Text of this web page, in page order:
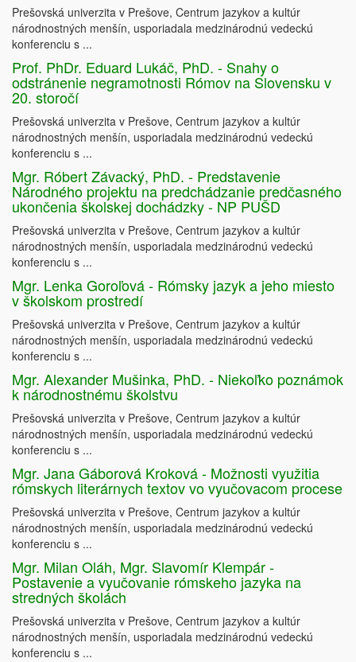
Prešovská univerzita v Prešove, Centrum jazykov a kultúr
národnostných menšín, usporiadala medzinárodnú vedeckú
konferenciu s ...
Prof. PhDr. Eduard Lukáč, PhD. - Snahy o
odstránenie negramotnosti Rómov na Slovensku v
20. storočí
Prešovská univerzita v Prešove, Centrum jazykov a kultúr
národnostných menšín, usporiadala medzinárodnú vedeckú
konferenciu s ...
Mgr. Róbert Závacký, PhD. - Predstavenie
Národného projektu na predchádzanie predčasného
ukončenia školskej dochádzky - NP PUŠD
Prešovská univerzita v Prešove, Centrum jazykov a kultúr
národnostných menšín, usporiadala medzinárodnú vedeckú
konferenciu s ...
Mgr. Lenka Goroľová - Rómsky jazyk a jeho miesto
v školskom prostredí
Prešovská univerzita v Prešove, Centrum jazykov a kultúr
národnostných menšín, usporiadala medzinárodnú vedeckú
konferenciu s ...
Mgr. Alexander Mušinka, PhD. - Niekoľko poznámok
k národnostnému školstvu
Prešovská univerzita v Prešove, Centrum jazykov a kultúr
národnostných menšín, usporiadala medzinárodnú vedeckú
konferenciu s ...
Mgr. Jana Gáborová Kroková - Možnosti využitia
rómskych literárnych textov vo vyučovacom procese
Prešovská univerzita v Prešove, Centrum jazykov a kultúr
národnostných menšín, usporiadala medzinárodnú vedeckú
konferenciu s ...
Mgr. Milan Oláh, Mgr. Slavomír Klempár -
Postavenie a vyučovanie rómskeho jazyka na
stredných školách
Prešovská univerzita v Prešove, Centrum jazykov a kultúr
národnostných menšín, usporiadala medzinárodnú vedeckú
konferenciu s ...